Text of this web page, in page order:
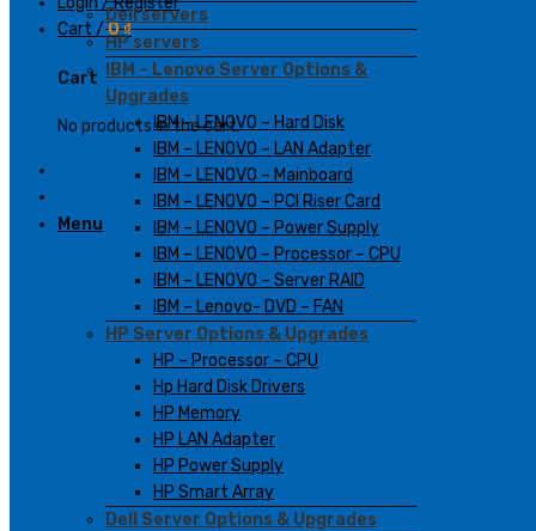
Cart /0₫
Cart
No products in the cart.
Menu
Dell servers
HP servers
IBM – Lenovo Server Options &
Upgrades
IBM – LENOVO – Hard Disk
IBM – LENOVO – LAN Adapter
IBM – LENOVO – Mainboard
IBM – LENOVO – PCI Riser Card
IBM – LENOVO – Power Supply
IBM – LENOVO – Processor – CPU
IBM – LENOVO – Server RAID
IBM – Lenovo- DVD – FAN
HP Server Options & Upgrades
HP – Processor – CPU
Hp Hard Disk Drivers
HP Memory
HP LAN Adapter
HP Power Supply
HP Smart Array
Dell Server Options & Upgrades